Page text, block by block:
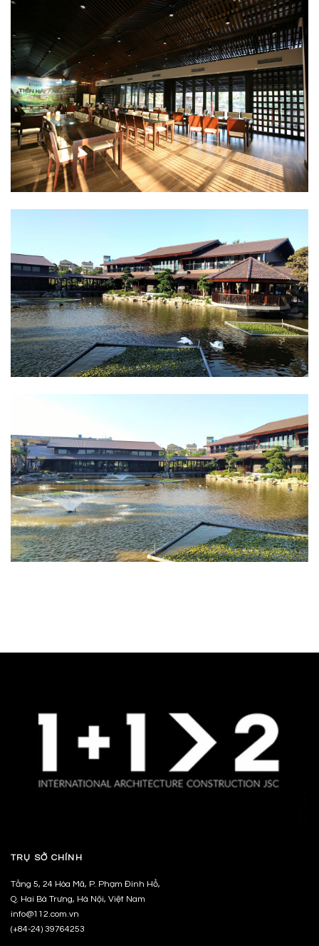
TRỤ SỞ CHÍNH
Tầng 5, 24 Hòa Mã, P. Phạm Đình Hổ,
Q. Hai Bà Trưng, Hà Nội, Việt Nam
info@112.com.vn
(+84-24) 39764253